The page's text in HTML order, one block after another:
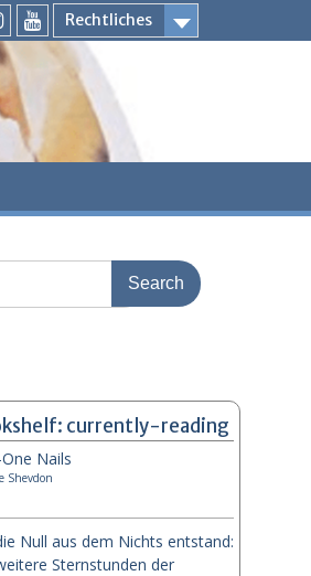
Rechtliches
Youtube
currently-reading
Nails
Shevdon
Null aus dem Nichts entstand:
Sternstunden der